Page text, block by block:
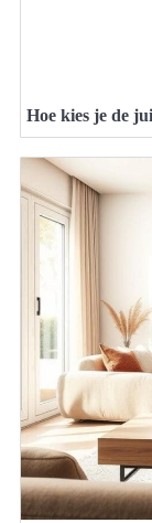
Hoe kies je de